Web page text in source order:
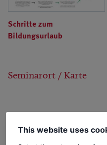
Schritte zum
Bildungsurlaub
Seminarort / Karte
This website uses